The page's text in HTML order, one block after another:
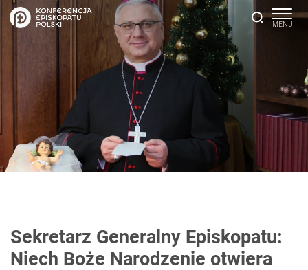
Sekretarz Generalny Episkopatu:
Niech Boże Narodzenie otwiera